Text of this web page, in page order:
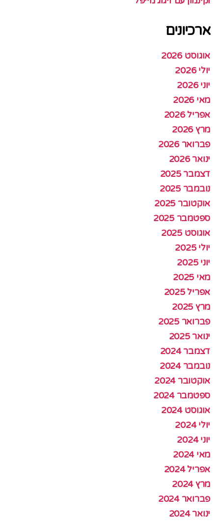
ארכיונים
אוגוסט 2026
יולי 2026
יוני 2026
מאי 2026
אפריל 2026
מרץ 2026
פברואר 2026
ינואר 2026
דצמבר 2025
נובמבר 2025
אוקטובר 2025
ספטמבר 2025
אוגוסט 2025
יולי 2025
יוני 2025
מאי 2025
אפריל 2025
מרץ 2025
פברואר 2025
ינואר 2025
דצמבר 2024
נובמבר 2024
אוקטובר 2024
ספטמבר 2024
אוגוסט 2024
יולי 2024
יוני 2024
מאי 2024
אפריל 2024
מרץ 2024
פברואר 2024
ינואר 2024